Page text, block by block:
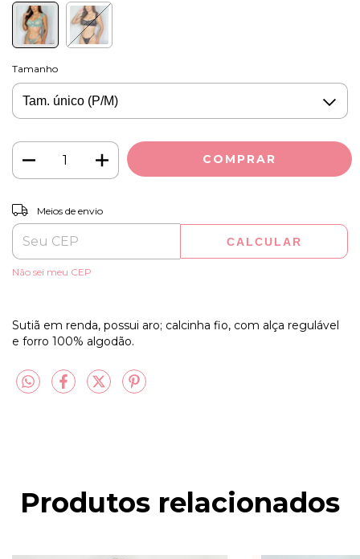
Tamanho
Entregas para o CEP:
Meios de envio
CALCULAR
Não sei meu CEP
Sutiã em renda, possui aro; calcinha fio, com alça regulável
e forro 100% algodão.
Produtos relacionados